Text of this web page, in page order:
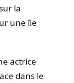
la
une île
actrice
dans le